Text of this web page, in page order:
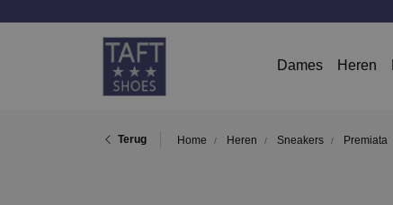
Dames Heren
Terug Home Heren Sneakers Premiata